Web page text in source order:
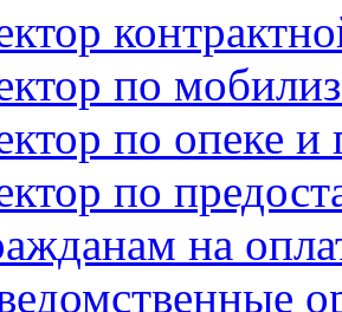
по
по опеке и
по
на